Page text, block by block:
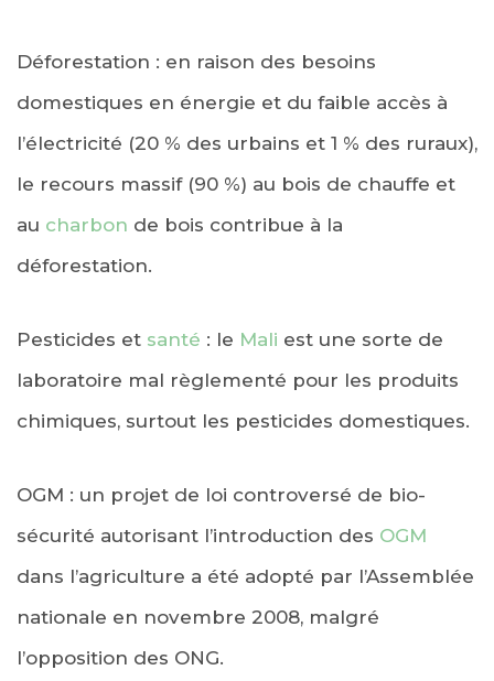
Déforestation : en raison des besoins
domestiques en énergie et du faible accès à
l’électricité (20 % des urbains et 1 % des ruraux),
le recours massif (90 %) au bois de chauffe et
au charbon de bois contribue à la
déforestation.
Pesticides et santé : le Mali est une sorte de
laboratoire mal règlementé pour les produits
chimiques, surtout les pesticides domestiques.
OGM : un projet de loi controversé de bio-
sécurité autorisant l’introduction des OGM
dans l’agriculture a été adopté par l’Assemblée
nationale en novembre 2008, malgré
l’opposition des ONG.